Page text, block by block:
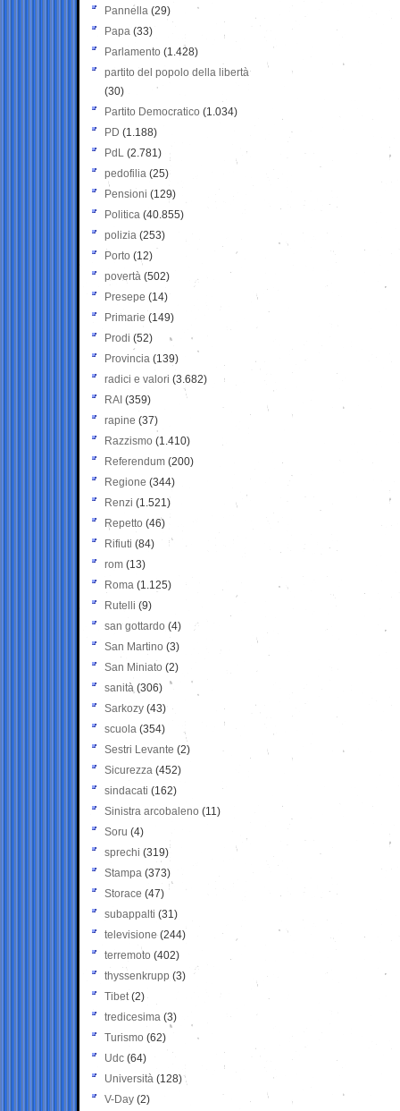
Pannella (29)
Papa (33)
Parlamento (1.428)
partito del popolo della libertà
(30)
Partito Democratico (1.034)
PD (1.188)
PdL (2.781)
pedofilia (25)
Pensioni (129)
Politica (40.855)
polizia (253)
Porto (12)
povertà (502)
Presepe (14)
Primarie (149)
Prodi (52)
Provincia (139)
radici e valori (3.682)
RAI (359)
rapine (37)
Razzismo (1.410)
Referendum (200)
Regione (344)
Renzi (1.521)
Repetto (46)
Rifiuti (84)
rom (13)
Roma (1.125)
Rutelli (9)
san gottardo (4)
San Martino (3)
San Miniato (2)
sanità (306)
Sarkozy (43)
scuola (354)
Sestri Levante (2)
Sicurezza (452)
sindacati (162)
Sinistra arcobaleno (11)
Soru (4)
sprechi (319)
Stampa (373)
Storace (47)
subappalti (31)
televisione(244)
terremoto (402)
thyssenkrupp (3)
Tibet(2)
tredicesima (3)
Turismo (62)
Udc (64)
Università (128)
V-Day (2)